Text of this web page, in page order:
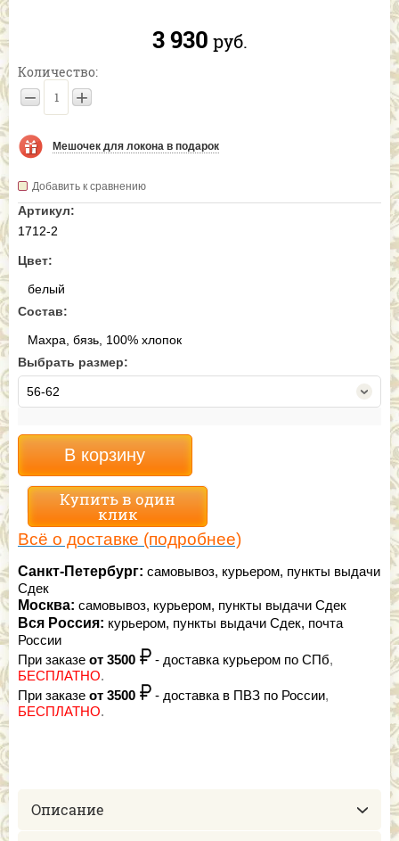
3 930 руб.
Количество:
− +
Мешочек для локона в подарок
Добавить к сравнению
Артикул:
1712-2
Цвет:
белый
Состав:
Махра, бязь, 100% хлопок
Выбрать размер:
56-62
В корзину
Купить в один
клик
Всё о доставке (подробнее)
Санкт-Петербург: самовывоз, курьером, пункты выдачи
Сдек
Москва: самовывоз, курьером, пункты выдачи Сдек
Вся Россия: курьером, пункты выдачи Сдек, почта
России
При заказе от 3500 - доставка курьером по СПб,
БЕСПЛАТНО.
При заказе от 3500 - доставка в ПВЗ по России,
БЕСПЛАТНО.
Описание